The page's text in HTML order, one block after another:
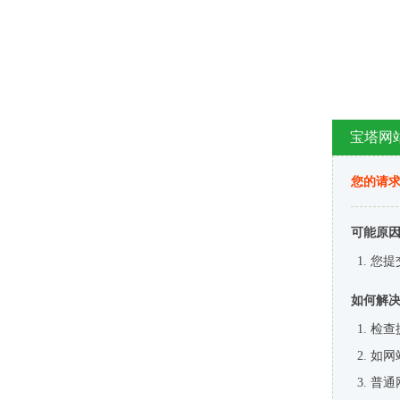
宝塔网
您的请
可能原
您提
如何解
检查
如网
普通